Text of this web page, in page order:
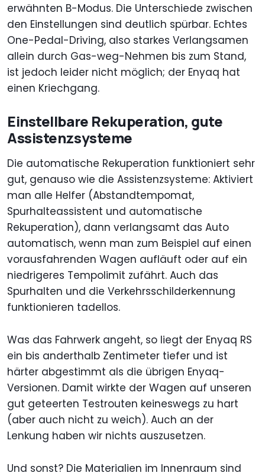
erwähnten B-Modus. Die Unterschiede zwischen
den Einstellungen sind deutlich spürbar. Echtes
One-Pedal-Driving, also starkes Verlangsamen
allein durch Gas-weg-Nehmen bis zum Stand,
ist jedoch leider nicht möglich; der Enyaq hat
einen Kriechgang.
Einstellbare Rekuperation, gute
Assistenzsysteme
Die automatische Rekuperation funktioniert sehr
gut, genauso wie die Assistenzsysteme: Aktiviert
man alle Helfer (Abstandtempomat,
Spurhalteassistent und automatische
Rekuperation), dann verlangsamt das Auto
automatisch, wenn man zum Beispiel auf einen
vorausfahrenden Wagen aufläuft oder auf ein
niedrigeres Tempolimit zufährt. Auch das
Spurhalten und die Verkehrsschilderkennung
funktionieren tadellos.
Was das Fahrwerk angeht, so liegt der Enyaq RS
ein bis anderthalb Zentimeter tiefer und ist
härter abgestimmt als die übrigen Enyaq-
Versionen. Damit wirkte der Wagen auf unseren
gut geteerten Testrouten keineswegs zu hart
(aber auch nicht zu weich). Auch an der
Lenkung haben wir nichts auszusetzen.
Und sonst? Die Materialien im Innenraum sind